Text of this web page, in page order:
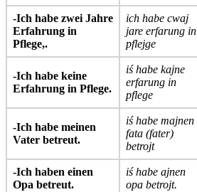
-Ich habe zwei Jahre
Erfahrung in
Pflege,.
ich habe cwaj
jare erfarung in
pflejge
-Ich habe keine
Erfahrung in Pflege.
iś habe kajne
erfarung in
pflege
-Ich habe meinen
Vater betreut.
iś habe majnen
fata (fater)
betrojt
-Ich haben einen
Opa betreut.
iś habe ajnen
opa betrojt.